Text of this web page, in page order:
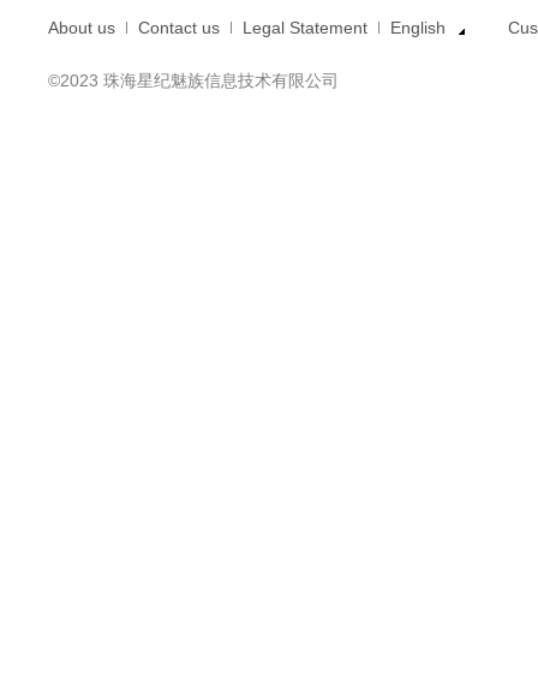
About us Contact us Legal Statement English
©2023 珠海星纪魅族信息技术有限公司